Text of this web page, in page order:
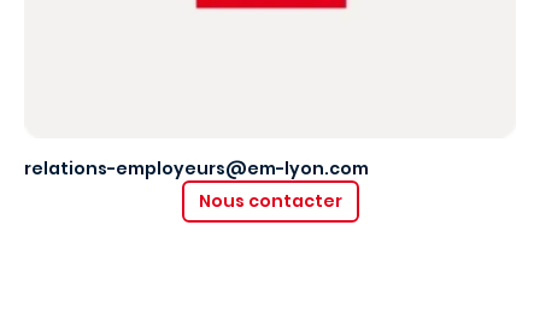
relations-employeurs@em-lyon.com
Nous contacter